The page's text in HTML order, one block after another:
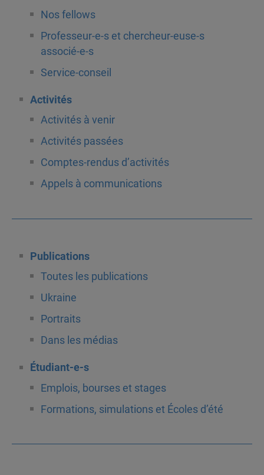
Nos fellows
Professeur-e-s et chercheur-euse-s
associé-e-s
Service-conseil
Activités
Activités à venir
Activités passées
Comptes-rendus d’activités
Appels à communications
Publications
Toutes les publications
Ukraine
Portraits
Dans les médias
Étudiant-e-s
Emplois, bourses et stages
Formations, simulations et Écoles d’été